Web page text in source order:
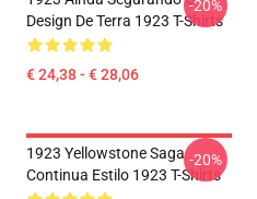
Design De Terra 1923 T-Shirts
€ 24,38 - € 28,06
-20%
1923 Yellowstone Saga
Continua Estilo 1923 T-Shirts
-20%